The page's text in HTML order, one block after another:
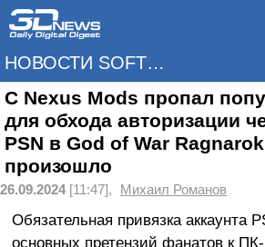
НОВОСТИ SOFTWARE
С Nexus Mods пропал
для обхода авторизации
PSN в God of War
произошло
26.09.2024[11:47], Михаил Романов
Обязательная привязка аккаунта
основных претензий фанатов к